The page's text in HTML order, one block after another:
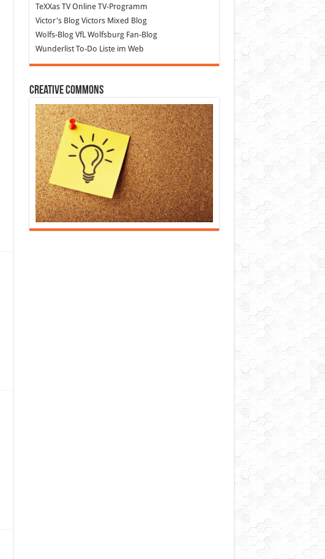
TeXXas TVOnline TV-Programm
Victor's BlogVictors Mixed Blog
Wolfs-BlogVfL Wolfsburg Fan-Blog
WunderlistTo-Do Liste im Web
Creative Commons